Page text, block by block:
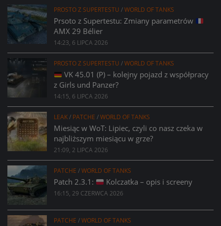
PROSTO Z SUPERTESTU /WORLD OF TANKS
Prsoto z Supertestu: Zmiany parametrów
AMX 29 Bélier
14:23, 6 LIPCA 2026
PROSTO Z SUPERTESTU /WORLD OF TANKS
VK 45.01 (P) – kolejny pojazd z współpracy
z Girls und Panzer?
14:15, 6 LIPCA 2026
LEAK/ PATCHE /WORLD OF TANKS
Miesiąc w WoT: Lipiec, czyli co nasz czeka w
najbliższym miesiącu w grze?
21:09, 2 LIPCA 2026
PATCHE /WORLD OF TANKS
Patch 2.3.1: Kolczatka – opis i screeny
16:15, 29 CZERWCA 2026
PATCHE /WORLD OF TANKS